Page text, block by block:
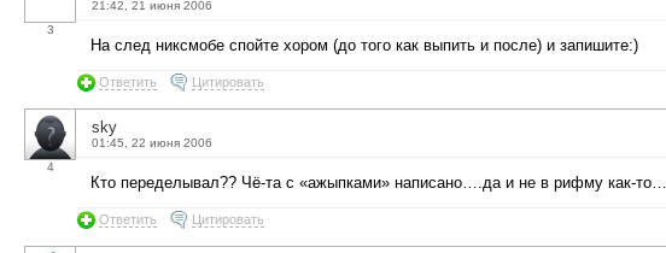
3
21:42, 21 июня 2006
На след никсмобе спойте хором (до того как выпить и после) и запишите:)
Ответить Цитировать
4
sky
01:45, 22 июня 2006
Кто переделывал?? Чё-та с «ажыпками» написано….да и не в рифму как-
Ответить Цитировать